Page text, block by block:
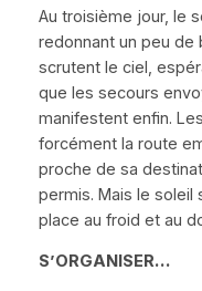
Au troisième jour, le
redonnant un peu
scrutent le ciel,
que les secours
manifestent enfin.
forcément la route
proche de sa
permis. Mais le soleil
place au froid et au
S’ORGANISER…